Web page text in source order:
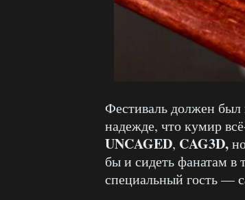
Фестиваль должен был
надежде, что кумир
UNCAGED, CAG3D,
бы и сидеть фанатам в
специальный гость —